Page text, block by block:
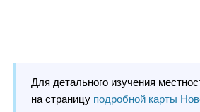
Для детального изучения
на страницу подробной карты